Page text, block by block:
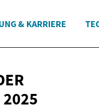
& KARRIERE
2025